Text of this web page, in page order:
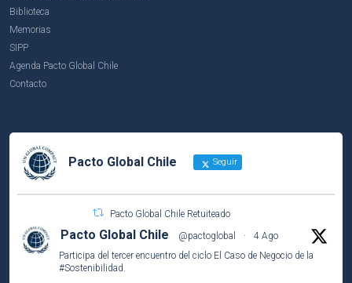
Biblioteca
Memorias
SIPP
Agenda Pacto Global Chile
Contacto
Pacto Global Chile Seguir
Pacto Global Chile Retuiteado
Pacto Global Chile @pactoglobal ·
4 Ago
Participa del tercer encuentro del ciclo El Caso de Negocio de la
#Sostenibilidad.